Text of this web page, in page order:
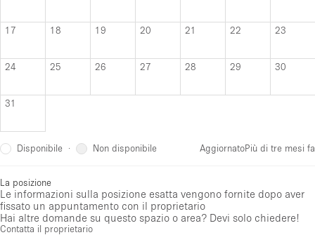
17 18 19 20 21 22 23
24 25 26 27 28 29 30
31
Disponibile · Non disponibile AggiornatoPiù di tre mesi fa
La posizione
Le informazioni sulla posizione esatta vengono fornite dopo aver
fissato un appuntamento con il proprietario
Hai altre domande su questo spazio o area? Devi solo chiedere!
Contatta il proprietario